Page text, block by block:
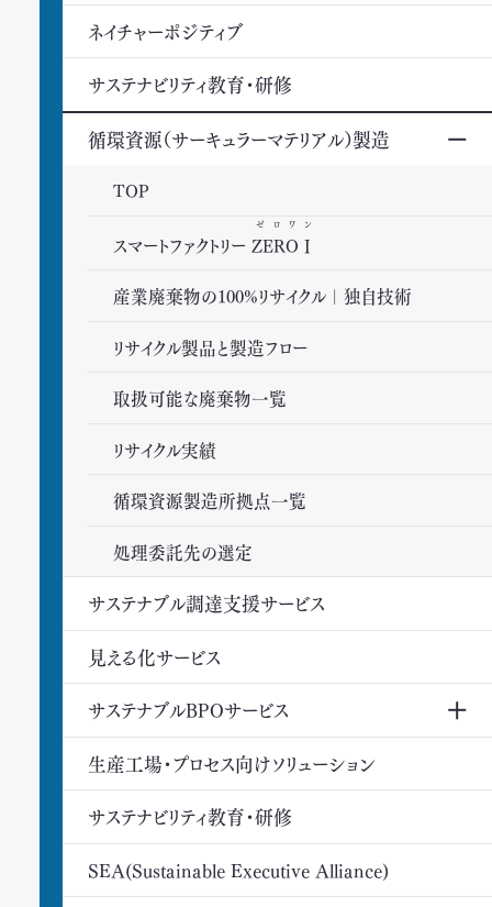
ネイチャーポジティブ
サステナビリティ教育・研修
循環資源（サーキュラーマテリアル）製造
TOP
スマートファクトリー ZEROⅠ
ゼロワン
産業廃棄物の100%リサイクル｜独自技術
リサイクル製品と製造フロー
取扱可能な廃棄物一覧
リサイクル実績
循環資源製造所拠点一覧
処理委託先の選定
サステナブル調達支援サービス
見える化サービス
サステナブルBPOサービス
生産工場・プロセス向けソリューション
サステナビリティ教育・研修
SEA(Sustainable Executive Alliance)